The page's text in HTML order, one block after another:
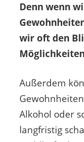
Denn wenn
wir oft den
Außerdem
Alkohol oder
langfristig